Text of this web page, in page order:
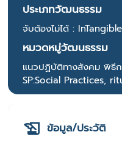
ประเภทวัฒนธรรม
จับต้องไม่ได้ :
หมวดหมู่วัฒนธรรม
แนวปฏิบัติทางสังคม พิธีก
SP:Social Practices,
ข้อมูล/ประวัติ